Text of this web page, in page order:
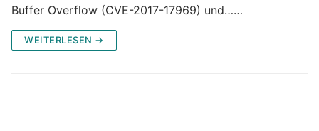
Buffer Overflow (CVE-2017-17969) und……
WEITERLESEN →